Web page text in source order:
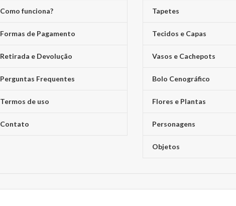
Como funciona?
Formas de Pagamento
Retirada e Devolução
Perguntas Frequentes
Termos de uso
Contato
Tapetes
Tecidos e Capas
Vasos e Cachepots
Bolo Cenográfico
Flores e Plantas
Personagens
Objetos